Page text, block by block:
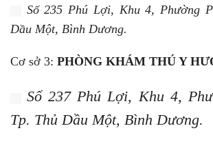
Số 235 Phú Lợi, Khu 4, Phường
Dầu Một, Bình Dương.
Cơ sở 3: PHÒNG KHÁM THÚ Y
Số 237 Phú Lợi, Khu 4,
Tp. Thủ Dầu Một, Bình Dương.